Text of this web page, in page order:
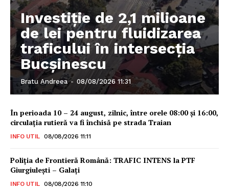
Investiție de 2,1 milioane
de lei pentru fluidizarea
traficului în intersecția
Bucșinescu
Bratu Andreea - 08/08/2026 11:31
În perioada 10 – 24 august, zilnic, între orele 08:00 și 16:00,
circulația rutieră va fi închisă pe strada Traian
INFO UTIL 08/08/2026 11:11
Poliţia de Frontieră Română: TRAFIC INTENS la PTF
Giurgiulești – Galați
INFO UTIL 08/08/2026 11:10